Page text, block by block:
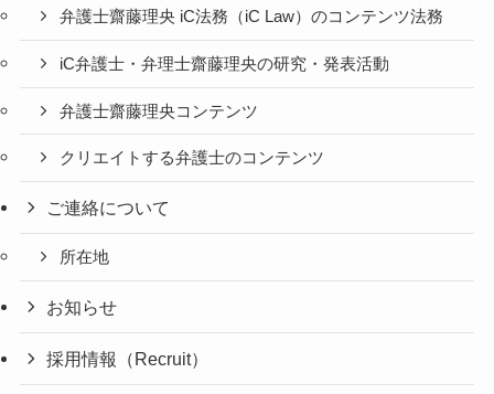
弁護士齋藤理央 iC法務（iC Law）のコンテンツ法務
iC弁護士・弁理士齋藤理央の研究・発表活動
弁護士齋藤理央コンテンツ
クリエイトする弁護士のコンテンツ
ご連絡について
所在地
お知らせ
採用情報（Recruit）